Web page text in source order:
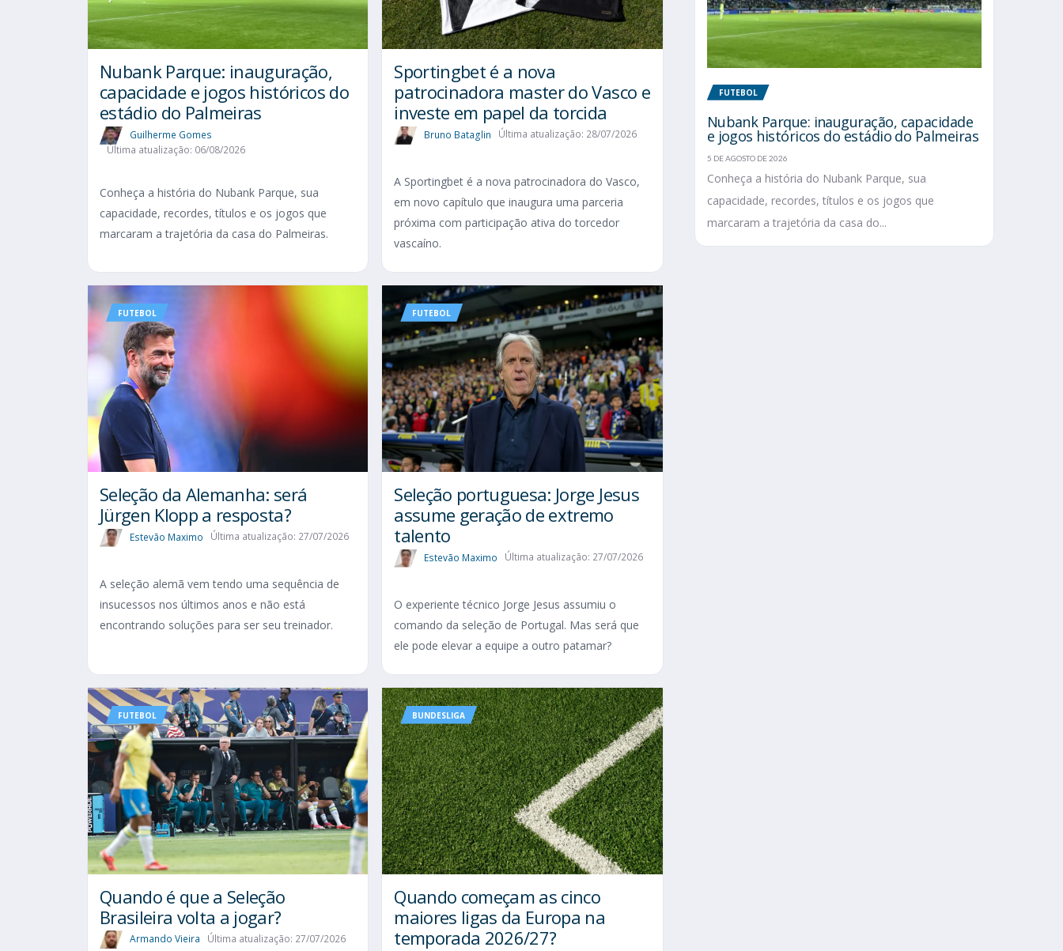
Nubank Parque: inauguração,
capacidade e jogos históricos do
estádio do Palmeiras
Guilherme Gomes
Última atualização: 06/08/2026
Conheça a história do Nubank Parque, sua
capacidade, recordes, títulos e os jogos que
marcaram a trajetória da casa do Palmeiras.
Sportingbet é a nova
patrocinadora master do Vasco e
investe em papel da torcida
Bruno Bataglin Última atualização: 28/07/2026
A Sportingbet é a nova patrocinadora do Vasco,
em novo capítulo que inaugura uma parceria
próxima com participação ativa do torcedor
vascaíno.
FUTEBOL
Seleção da Alemanha: será
Jürgen Klopp a resposta?
Estevão Maximo Última atualização: 27/07/2026
A seleção alemã vem tendo uma sequência de
insucessos nos últimos anos e não está
encontrando soluções para ser seu treinador.
FUTEBOL
Seleção portuguesa: Jorge Jesus
assume geração de extremo
talento
Estevão Maximo Última atualização: 27/07/2026
O experiente técnico Jorge Jesus assumiu o
comando da seleção de Portugal. Mas será que
ele pode elevar a equipe a outro patamar?
FUTEBOL
Quando é que a Seleção
Brasileira volta a jogar?
Armando Vieira Última atualização: 27/07/2026
BUNDESLIGA
Quando começam as cinco
maiores ligas da Europa na
temporada 2026/27?
FUTEBOL
Nubank Parque: inauguração, capacidade
e jogos históricos do estádio do Palmeiras
5 DE AGOSTO DE 2026
Conheça a história do Nubank Parque, sua
capacidade, recordes, títulos e os jogos que
marcaram a trajetória da casa do...